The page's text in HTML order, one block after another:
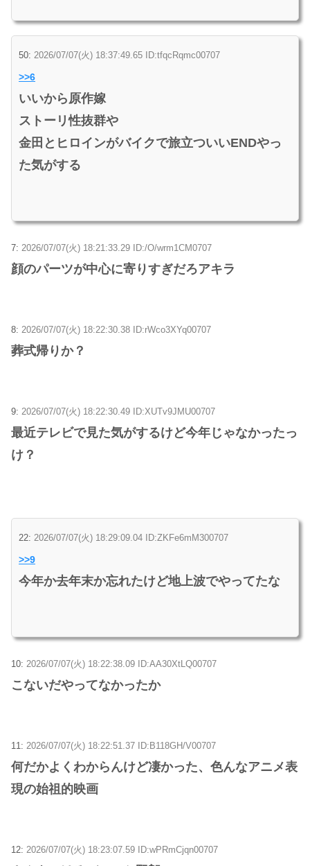
50: 2026/07/07(火) 18:37:49.65 ID:tfqcRqmc00707
>>6
いいから原作嫁
ストーリ性抜群や
金田とヒロインがバイクで旅立ついいENDやっ
た気がする
7: 2026/07/07(火) 18:21:33.29 ID:/O/wrm1CM0707
顔のパーツが中心に寄りすぎだろアキラ
8: 2026/07/07(火) 18:22:30.38 ID:rWco3XYq00707
葬式帰りか？
9: 2026/07/07(火) 18:22:30.49 ID:XUTv9JMU00707
最近テレビで見た気がするけど今年じゃなかったっ
け？
22: 2026/07/07(火) 18:29:09.04 ID:ZKFe6mM300707
>>9
今年か去年末か忘れたけど地上波でやってたな
10: 2026/07/07(火) 18:22:38.09 ID:AA30XtLQ00707
こないだやってなかったか
11: 2026/07/07(火) 18:22:51.37 ID:B118GH/V00707
何だかよくわからんけど凄かった、色んなアニメ表
現の始祖的映画
12: 2026/07/07(火) 18:23:07.59 ID:wPRmCjqn00707